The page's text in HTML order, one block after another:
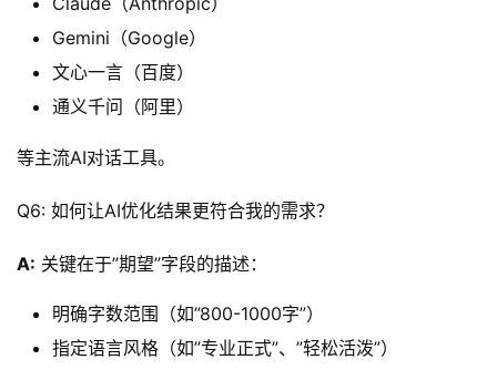
Gemini（Google）
文心一言（百度）
通义千问（阿里）
等主流AI对话工具。
Q6: 如何让AI优化结果更符合我的需求？
A: 关键在于”期望”字段的描述：
明确字数范围（如”800-1000字”）
指定语言风格（如”专业正式”、”轻松活泼”）